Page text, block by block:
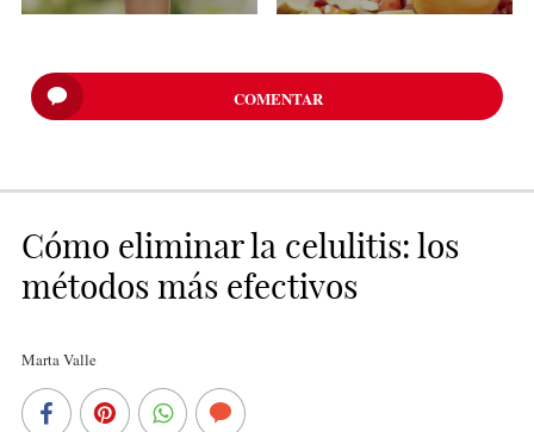
COMENTAR
Cómo eliminar la celulitis: los
métodos más efectivos
Marta Valle